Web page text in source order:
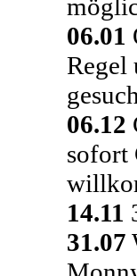
06.01
Regel
06.12
sofort
14.11
31.07